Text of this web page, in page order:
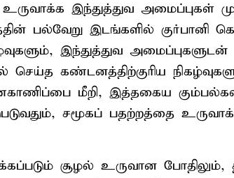
இந்துத்துவ அமைப்புகள்
பல்வேறு இடங்களில் குர்பானி
இந்துத்துவ
செய்த கண்டனத்திற்குரிய
மீறி, இத்தகைய
சமூகப் பதற்றத்தை
சூழல் உருவான